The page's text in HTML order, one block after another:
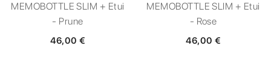
MEMOBOTTLE SLIM + Etui
- Prune
46,00 €
MEMOBOTTLE SLIM + Etui
- Rose
46,00 €